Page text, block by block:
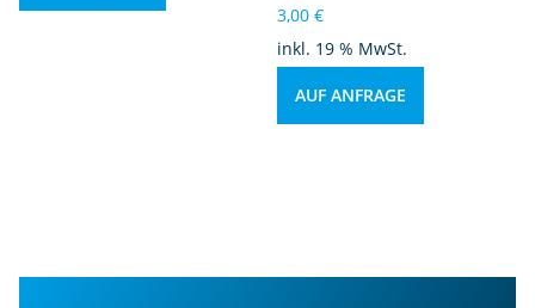
3,00€
inkl. 19 % MwSt.
AUF ANFRAGE